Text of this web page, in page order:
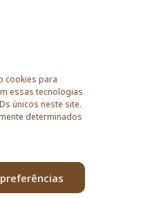
cookies para
essas tecnologias
únicos neste site.
determinados